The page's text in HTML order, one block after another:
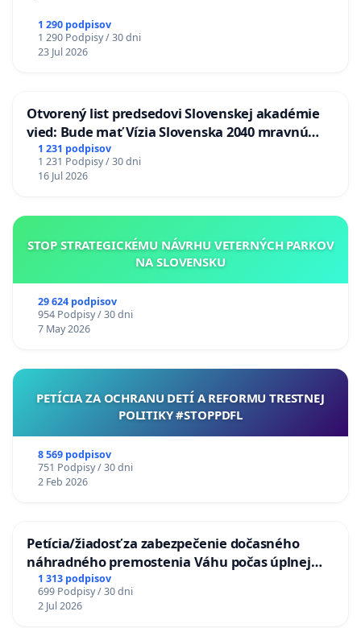
1 290 podpisov
1 290 Podpisy / 30 dni
23 Jul 2026
Otvorený list predsedovi Slovenskej akadémie
vied: Bude mať Vízia Slovenska 2040 mravnú
chrbticu?
1 231 podpisov
1 231 Podpisy / 30 dni
16 Jul 2026
STOP STRATEGICKÉMU NÁVRHU VETERNÝCH PARKOV
NA SLOVENSKU
29 624 podpisov
954 Podpisy / 30 dni
7 May 2026
PETÍCIA ZA OCHRANU DETÍ A REFORMU TRESTNEJ
POLITIKY #STOPPDFL
8 569 podpisov
751 Podpisy / 30 dni
2 Feb 2026
Petícia/žiadosť za zabezpečenie dočasného
náhradného premostenia Váhu počas úplnej
uzávery Vážskeho mosta v Komárne
1 313 podpisov
699 Podpisy / 30 dni
2 Jul 2026